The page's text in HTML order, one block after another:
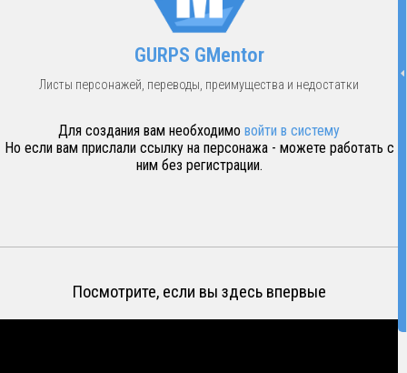
GURPS GMentor
Листы персонажей, переводы, преимущества и недостатки
Для создания вам необходимо войти в систему
Но если вам прислали ссылку на персонажа - можете работать с
ним без регистрации.
Посмотрите, если вы здесь впервые